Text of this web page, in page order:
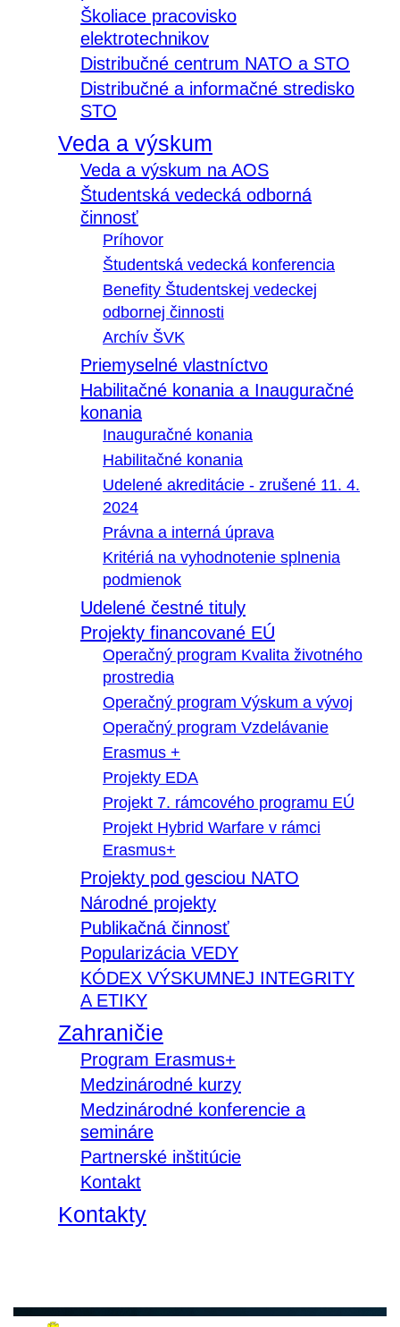
Školiace pracovisko
elektrotechnikov
Distribučné centrum NATO a STO
Distribučné a informačné stredisko
STO
Veda a výskum
Veda a výskum na AOS
Študentská vedecká odborná
činnosť
Príhovor
Študentská vedecká konferencia
Benefity Študentskej vedeckej
odbornej činnosti
Archív ŠVK
Priemyselné vlastníctvo
Habilitačné konania a Inauguračné
konania
Inauguračné konania
Habilitačné konania
Udelené akreditácie - zrušené 11. 4.
2024
Právna a interná úprava
Kritériá na vyhodnotenie splnenia
podmienok
Udelené čestné tituly
Projekty financované EÚ
Operačný program Kvalita životného
prostredia
Operačný program Výskum a vývoj
Operačný program Vzdelávanie
Erasmus +
Projekty EDA
Projekt 7. rámcového programu EÚ
Projekt Hybrid Warfare v rámci
Erasmus+
Projekty pod gesciou NATO
Národné projekty
Publikačná činnosť
Popularizácia VEDY
KÓDEX VÝSKUMNEJ INTEGRITY
A ETIKY
Zahraničie
Program Erasmus+
Medzinárodné kurzy
Medzinárodné konferencie a
semináre
Partnerské inštitúcie
Kontakt
Kontakty